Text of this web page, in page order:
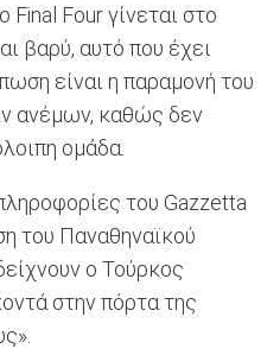
Final Four γίνεται στο
βαρύ, αυτό που έχει
είναι η παραμονή του
ανέμων, καθώς δεν
ομάδα.
του Gazzetta
του Παναθηναϊκού
ο Τούρκος
στην πόρτα της